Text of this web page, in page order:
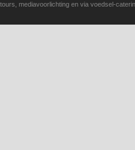
mediavoorlichting en via voedsel-